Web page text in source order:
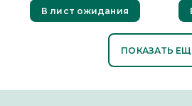
В лист ожидания
ПОКАЗАТЬ